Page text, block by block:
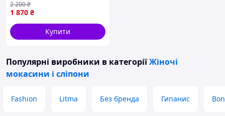
Пишіть, телефонуйте, відповім на всі
питання.
1 870 ₴
2 200₴
Купити
Популярні виробники в категоріїЖіночі
мокасини і сліпони
Fashion Litma Без бренда Гипанис